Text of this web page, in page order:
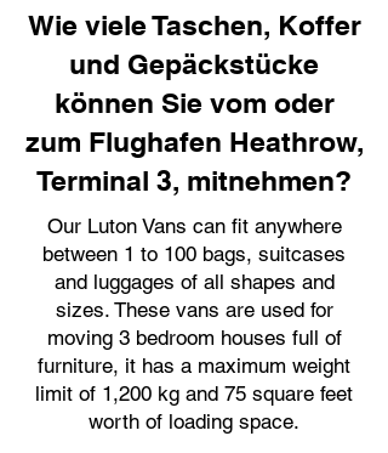
Wie viele Taschen, Koffer
und Gepäckstücke
können Sie vom oder
zum Flughafen Heathrow,
Terminal 3, mitnehmen?
Our Luton Vans can fit anywhere
between 1 to 100 bags, suitcases
and luggages of all shapes and
sizes. These vans are used for
moving 3 bedroom houses full of
furniture, it has a maximum weight
limit of 1,200 kg and 75 square feet
worth of loading space.